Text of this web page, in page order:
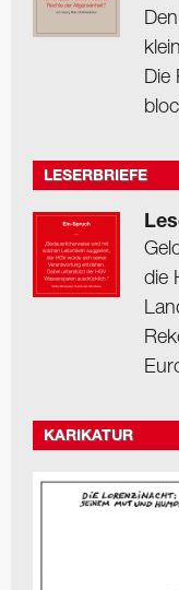
Die
LESERBRIEFE
die
KARIKATUR